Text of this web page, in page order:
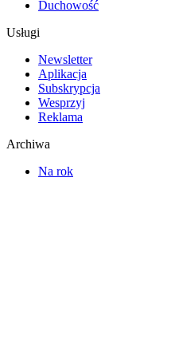
Duchowość
Usługi
Newsletter
Aplikacja
Subskrypcja
Wesprzyj
Reklama
Archiwa
Na rok